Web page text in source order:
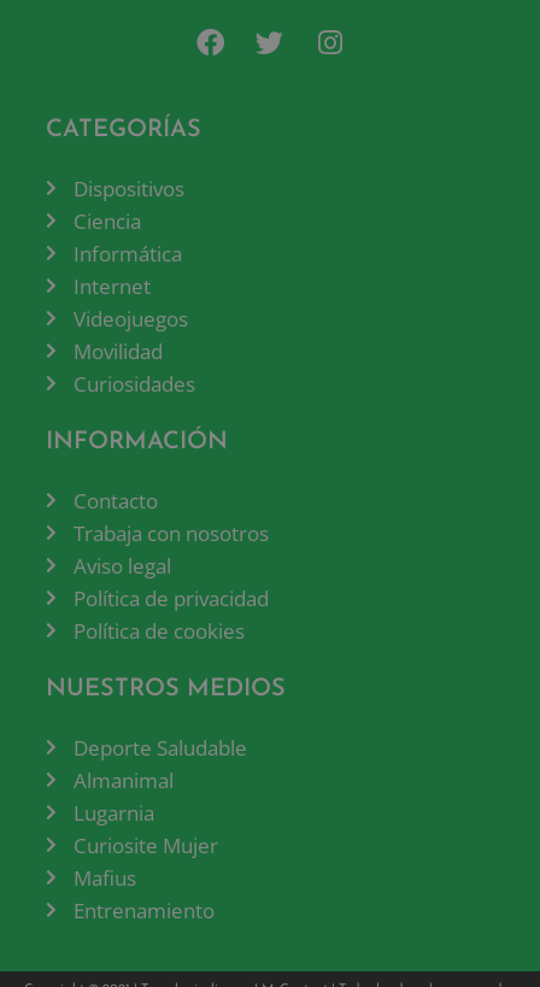
CATEGORÍAS
Dispositivos
Ciencia
Informática
Internet
Videojuegos
Movilidad
Curiosidades
INFORMACIÓN
Contacto
Trabaja con nosotros
Aviso legal
Política de privacidad
Política de cookies
NUESTROS MEDIOS
Deporte Saludable
Almanimal
Lugarnia
Curiosite Mujer
Mafius
Entrenamiento